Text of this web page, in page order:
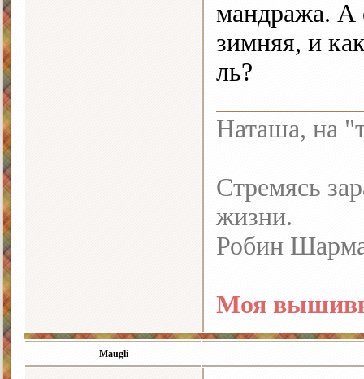
мандража. А
зимняя, и
ль?
Наташа, на
Стремясь
жизни.
Робин
Моя
Maugli